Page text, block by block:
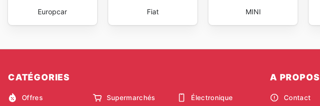
Europcar Fiat MINI
CATÉGORIES
Offres Supermarchés Électronique
A PROPOS
Contact